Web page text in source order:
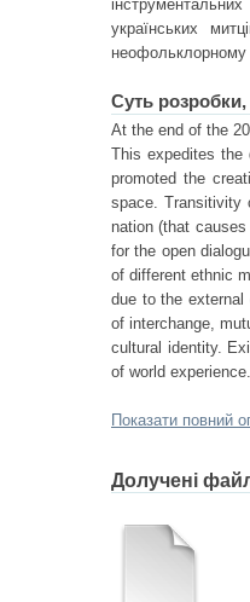
українських
неофольклорному
Суть розробки,
At the end of the
This expedites the
promoted the
space. Transitivity
nation (that
for the open
of different ethnic
due to the
of interchange,
cultural identity.
of world experience.
Показати повний
Долучені